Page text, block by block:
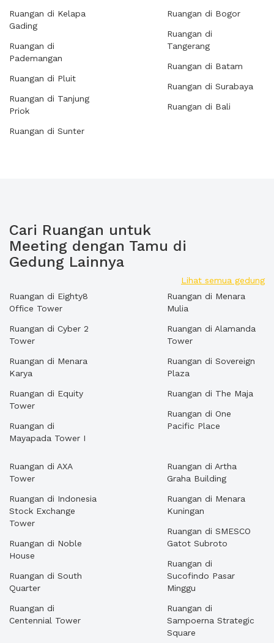
Ruangan di Kelapa
Gading
Ruangan di
Pademangan
Ruangan di Pluit
Ruangan di Tanjung
Priok
Ruangan di Sunter
Ruangan di Bogor
Ruangan di
Tangerang
Ruangan di Batam
Ruangan di Surabaya
Ruangan di Bali
Cari Ruangan untuk
Meeting dengan Tamu di
Gedung Lainnya
Lihat semua gedung
Ruangan di Eighty8
Office Tower
Ruangan di Cyber 2
Tower
Ruangan di Menara
Karya
Ruangan di Equity
Tower
Ruangan di
Mayapada Tower I
Ruangan di Menara
Mulia
Ruangan di Alamanda
Tower
Ruangan di Sovereign
Plaza
Ruangan di The Maja
Ruangan di One
Pacific Place
Ruangan di AXA
Tower
Ruangan di Indonesia
Stock Exchange
Tower
Ruangan di Noble
House
Ruangan di South
Quarter
Ruangan di
Centennial Tower
Ruangan di Artha
Graha Building
Ruangan di Menara
Kuningan
Ruangan di SMESCO
Gatot Subroto
Ruangan di
Sucofindo Pasar
Minggu
Ruangan di
Sampoerna Strategic
Square